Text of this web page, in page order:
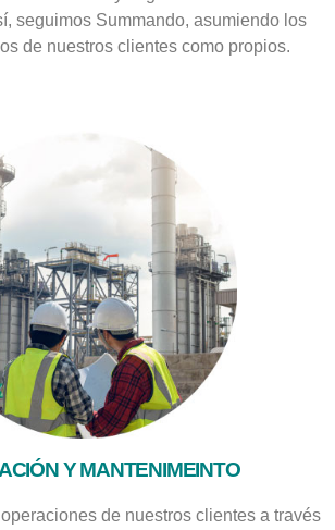
seguimos Summando, asumiendo los
de nuestros clientes como propios.
Y MANTENIMEINTO
de nuestros clientes a través